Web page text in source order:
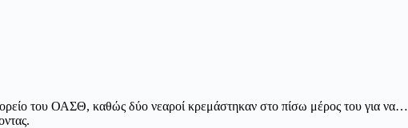
του ΟΑΣΘ, καθώς δύο νεαροί κρεμάστηκαν στο πίσω μέρος του για να…